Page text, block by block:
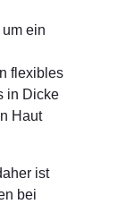
ein
flexibles
in Dicke
Haut
ist
bei